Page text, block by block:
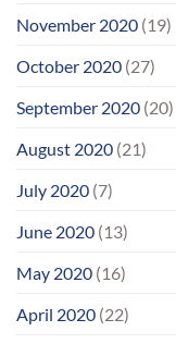
November 2020 (19)
October 2020 (27)
September 2020 (20)
August 2020 (21)
July 2020 (7)
June 2020 (13)
May 2020 (16)
April 2020 (22)